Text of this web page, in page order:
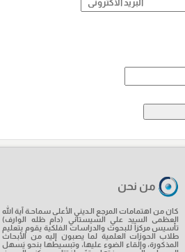
من نحن
كان من اهتمامات المرجع الـديني الأعلى سماحـة آية الله
العظمى السيد علي السيستاني (دام ظله الوارف)
تأسيس مركزاً للبحوث والدراسات الفلكية يقوم بتعليم
طلاب الحوزات العلمية لما يصبون إليه من الأبحاث
المذكورة، وإلقاء الضوء عليها، وتبسيطها بنحو يَسهل